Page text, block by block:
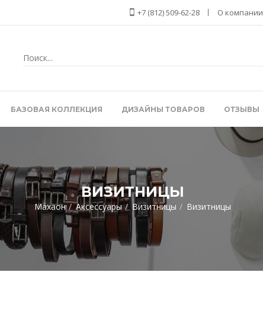
+7 (812) 509-62-28 О компании
БАЗОВАЯ КОЛЛЕКЦИЯ ДИЗАЙНЫ ТОВАРОВ ОТЗЫВЫ
ВИЗИТНИЦЫ
Махаон Аксессуары Визитницы Визитницы